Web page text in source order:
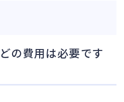
の費用は必要です